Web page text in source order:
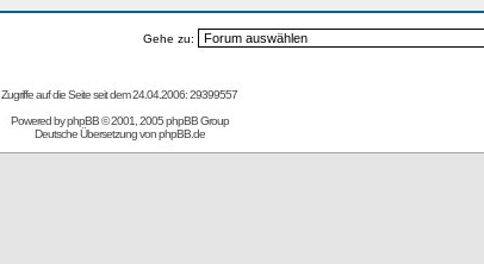
Gehe zu:
Zugriffe auf die Seite seit dem 24.04.2006: 29399557
Powered byphpBB© 2001, 2005 phpBB Group
Deutsche Übersetzung vonphpBB.de